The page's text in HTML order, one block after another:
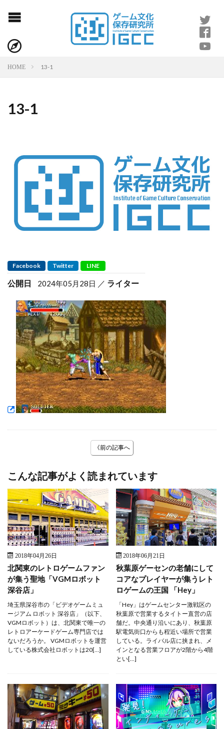
HOME 13-1
13-1
Facebook Twitter LINE
公開日 2024年05月28日 ライター
《前の記事へ
こんな記事がよく読まれています
2018年04月26日
北関東のレトロゲームファン
が集う聖地「VGMロボット
深谷店」
埼玉県深谷市の「ビデオゲームミュ
ージアム ロボット 深谷店」（以下、
VGMロボット）は、北関東で唯一の
レトロアーケードゲーム専門店では
ないだろうか。 VGMロボットを運営
している株式会社ロボットは20[…]
2018年06月21日
秋葉原ゲーセンの老舗にして
コアなプレイヤーが集うレト
ロゲームの王国 「Hey」
「Hey」はゲームセンター激戦区の
秋葉原で営業するタイトー直営の店
舗だ。中央通り沿いにあり、秋葉原
駅電気街口からも程近い場所で営業
している。ライバル店に挟まれ、メ
インとなる営業フロアが2階から4階
とい[…]